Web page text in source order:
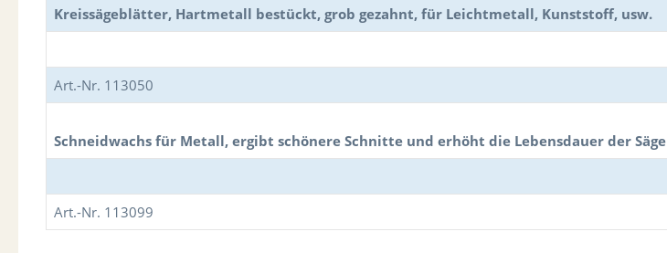
Kreissägeblätter, Hartmetall bestückt, grob gezahnt, für Leichtmetall, Kunststoff, usw.
Art.-Nr. 113050
Schneidwachs für Metall, ergibt schönere Schnitte und erhöht die Lebensdauer der
Art.-Nr. 113099